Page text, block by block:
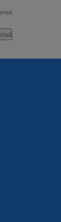
notifications